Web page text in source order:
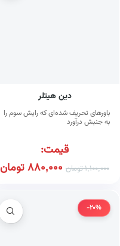
دین هیتلر
باورهای تحریف شده‌ای که رایش سوم را
به جنبش درآورد
قیمت:
1,100,000تومان 880,000تومان
-20%